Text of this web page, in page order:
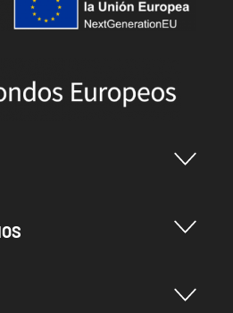
Servicios